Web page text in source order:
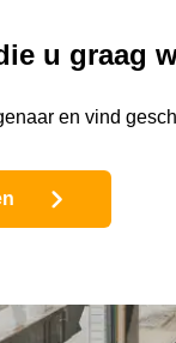
u graag
en vind